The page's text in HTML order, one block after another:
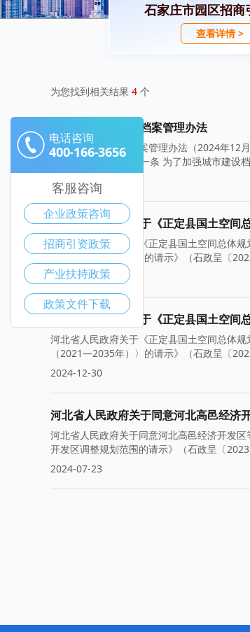
石家庄市园区招商
查看详情 >
为您找到相关结果 4 个
石家庄市城市建设档案管理办法
石家庄市城市建设档案管理办法（2024年12
年2月1日起施行）第一条 为了加强城市建设
2024-12-30
河北省人民政府关于《正定县国土空
河北省人民政府关于《正定县国土空间总体
（2021—2035年）〉的请示》（石政呈〔
2024-12-30
河北省人民政府关于《正定县国土空
河北省人民政府关于《正定县国土空间总体
（2021—2035年）〉的请示》（石政呈〔
2024-12-30
河北省人民政府关于同意河北高邑经济
河北省人民政府关于同意河北高邑经济开发
开发区调整规划范围的请示》（石政呈〔
2024-07-23
电话咨询
400-166-3656
客服咨询
企业政策咨询
招商引资政策
产业扶持政策
政策文件下载